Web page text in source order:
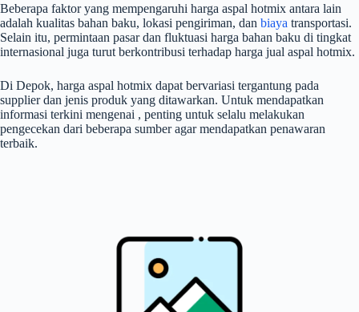
Beberapa faktor yang mempengaruhi harga aspal hotmix antara lain
adalah kualitas bahan baku, lokasi pengiriman, dan biaya transportasi.
Selain itu, permintaan pasar dan fluktuasi harga bahan baku di tingkat
internasional juga turut berkontribusi terhadap harga jual aspal hotmix.
Di Depok, harga aspal hotmix dapat bervariasi tergantung pada
supplier dan jenis produk yang ditawarkan. Untuk mendapatkan
informasi terkini mengenai , penting untuk selalu melakukan
pengecekan dari beberapa sumber agar mendapatkan penawaran
terbaik.